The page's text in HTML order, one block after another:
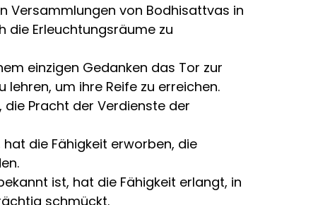
Versammlungen von Bodhisattvas in
die Erleuchtungsräume zu
einzigen Gedanken das Tor zur
um ihre Reife zu erreichen.
Pracht der Verdienste der
die Fähigkeit erworben, die
ist, hat die Fähigkeit erlangt, in
schmückt.